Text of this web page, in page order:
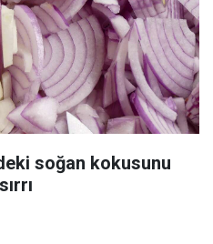
soğan kokusunu